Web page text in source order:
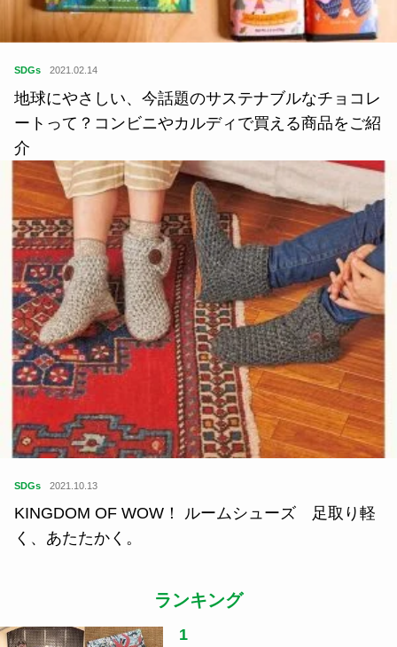
SDGs 2021.02.14
地球にやさしい、今話題のサステナブルなチョコレ
ートって？コンビニやカルディで買える商品をご紹
介
SDGs 2021.10.13
KINGDOM OF WOW！ ルームシューズ 足取り軽
く、あたたかく。
ランキング
1